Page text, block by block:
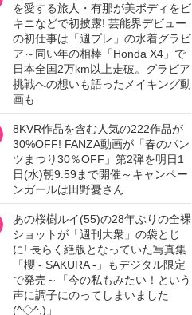
を愛する旅人・有那が美ボディをビ
キニなどで初披露! 芸能界デビュー
の初仕事は「週プレ」の水着グラビ
ア～同い年の相棒「Honda X4」で
日本全国2万km以上走破。グラビア
挑戦への想いも語ったメイキング動
画も
8KVR作品を含む人気の222作品が
30%OFF! FANZA動画が「春のパン
ツまつり30％OFF」第2弾を明日1
日(水)朝9:59まで開催～キャンペー
ンガールは田野憂さん
あの桜樹ルイ(55)の28年ぶりの全裸
ショットが「週刊大衆」の袋とじ
に! 長らく絶版となっていた写真集
「櫻 - SAKURA -」もデジタル限定
で発売～「今の私もみたい！という
声に調子にのってしまいました
(^◇^;)」